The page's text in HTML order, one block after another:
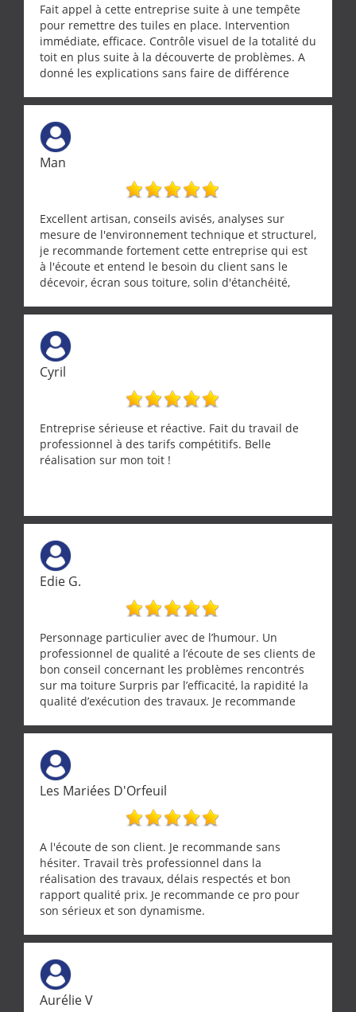
Fait appel à cette entreprise suite à une tempête
pour remettre des tuiles en place. Intervention
immédiate, efficace. Contrôle visuel de la totalité du
toit en plus suite à la découverte de problèmes. A
donné les explications sans faire de différence
Man
Excellent artisan, conseils avisés, analyses sur
mesure de l'environnement technique et structurel,
je recommande fortement cette entreprise qui est
à l'écoute et entend le besoin du client sans le
décevoir, écran sous toiture, solin d'étanchéité,
récupérateur d'eau, tout a été parfaitement mis en
œuvre sans besoin d'y revenir. confiance assurée.
Cyril
Entreprise sérieuse et réactive. Fait du travail de
professionnel à des tarifs compétitifs. Belle
réalisation sur mon toit !
Edie G.
Personnage particulier avec de l’humour. Un
professionnel de qualité a l’écoute de ses clients de
bon conseil concernant les problèmes rencontrés
sur ma toiture Surpris par l’efficacité, la rapidité la
qualité d’exécution des travaux. Je recommande
Les Mariées D'Orfeuil
A l'écoute de son client. Je recommande sans
hésiter. Travail très professionnel dans la
réalisation des travaux, délais respectés et bon
rapport qualité prix. Je recommande ce pro pour
son sérieux et son dynamisme.
Aurélie V